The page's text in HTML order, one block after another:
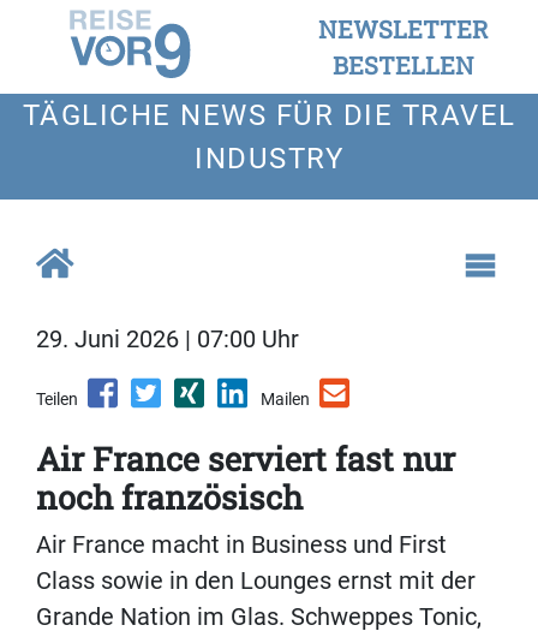
NEWSLETTER
BESTELLEN
TÄGLICHE NEWS FÜR DIE TRAVEL
INDUSTRY
29. Juni 2026 | 07:00 Uhr
Teilen Mailen
Air France serviert fast nur
noch französisch
Air France macht in Business und First
Class sowie in den Lounges ernst mit der
Grande Nation im Glas. Schweppes Tonic,